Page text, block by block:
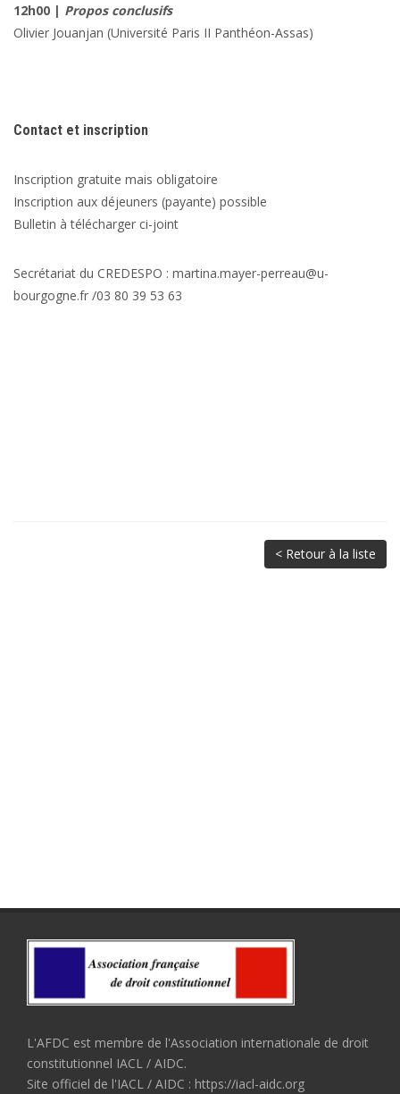
12h00 | Propos conclusifs
Olivier Jouanjan (Université Paris II Panthéon-Assas)
Contact et inscription
Inscription gratuite mais obligatoire
Inscription aux déjeuners (payante) possible
Bulletin à télécharger ci-joint
Secrétariat du CREDESPO : martina.mayer-perreau@u-
bourgogne.fr /03 80 39 53 63
< Retour à la liste
L'AFDC est membre de l'Association internationale de droit
constitutionnel IACL / AIDC.
Site officiel de l'IACL / AIDC : https://iacl-aidc.org